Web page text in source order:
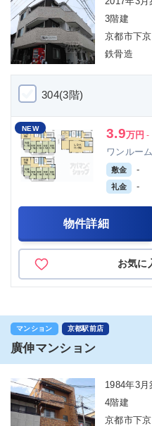
3階建
京都市下
鉄骨造
304(3階)
NEW 3.9万円 -
ワンルー
敷金 -
礼金 -
物件詳細
お気に
マンション 京都駅前店
廣伸マンション
1984年3月
4階建
京都市下